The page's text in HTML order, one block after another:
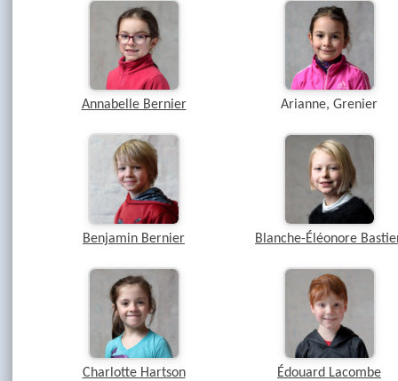
Annabelle Bernier Arianne, Grenier
Benjamin Bernier Blanche-Éléonore
Charlotte Hartson Édouard Lacombe